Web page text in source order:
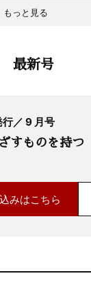
もっと見る
最新号
／ 9 月号
すものを持つ
みはこちら